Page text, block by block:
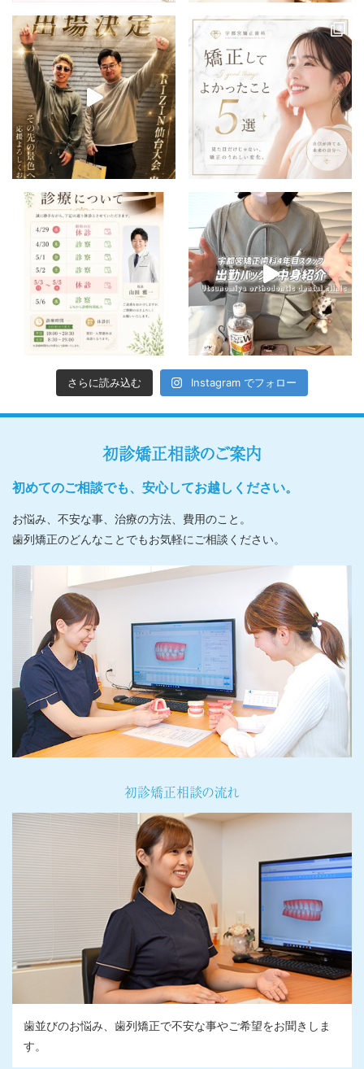
さらに読み込む Instagram でフォロー
初診矯正相談のご案内
初めてのご相談でも、安心してお越しください。
お悩み、不安な事、治療の方法、費用のこと。
歯列矯正のどんなことでもお気軽にご相談ください。
初診矯正相談の流れ
歯並びのお悩み、歯列矯正で不安な事やご希望をお聞きしま
す。